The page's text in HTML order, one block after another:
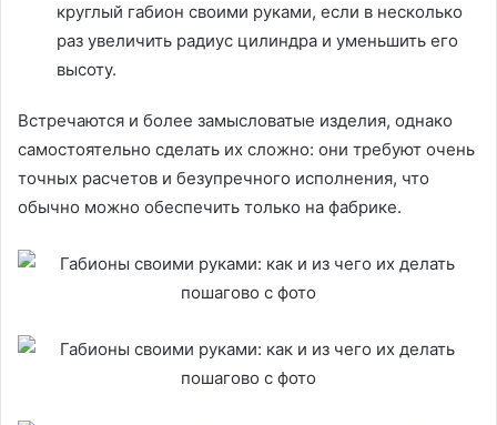
круглый габион своими руками, если в несколько
раз увеличить радиус цилиндра и уменьшить его
высоту.
Встречаются и более замысловатые изделия, однако
самостоятельно сделать их сложно: они требуют очень
точных расчетов и безупречного исполнения, что
обычно можно обеспечить только на фабрике.